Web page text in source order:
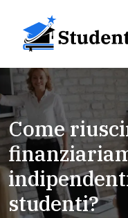
Come
studenti?